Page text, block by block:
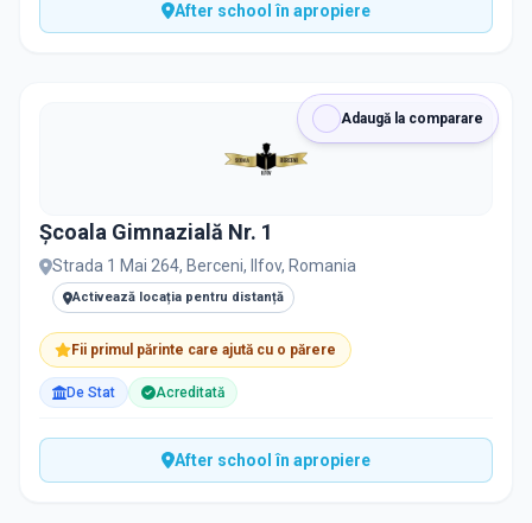
After school în apropiere
Adaugă la comparare
Școala Gimnazială Nr. 1
Strada 1 Mai 264, Berceni, Ilfov, Romania
Activează locația pentru distanță
Fii primul părinte care ajută cu o părere
De Stat Acreditată
After school în apropiere